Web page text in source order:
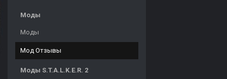
Моды
Моды
Мод Отзывы
Моды S.T.A.L.K.E.R. 2